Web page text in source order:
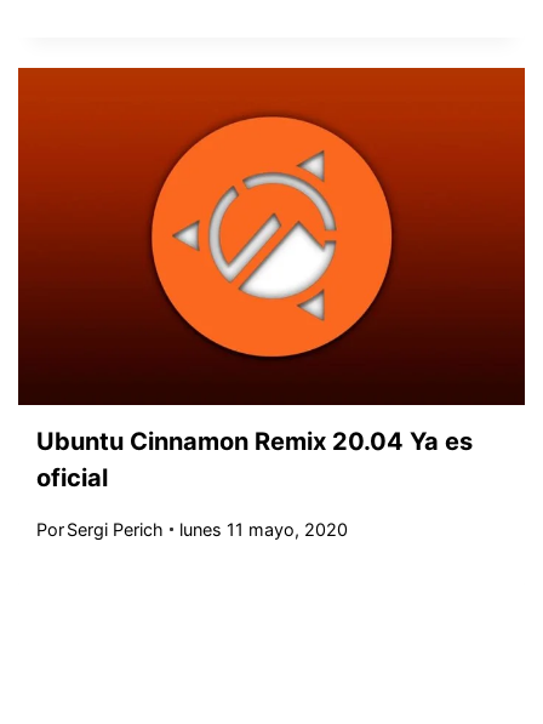
Ubuntu Cinnamon Remix 20.04 Ya es
oficial
PorSergi Perich lunes 11 mayo, 2020